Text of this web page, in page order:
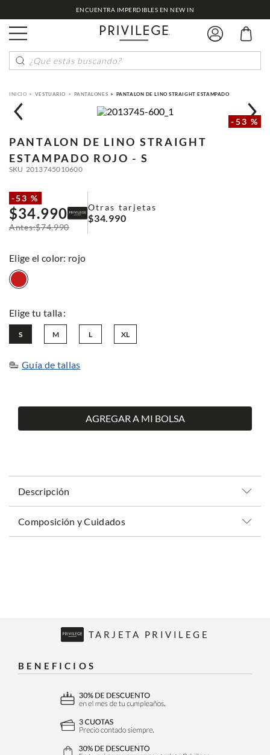
ENCUENTRA IMPERDIBLES EN NEW IN
¿Qué estás buscando?
VESTUARIO PANTALONES PANTALON DE LINO STRAIGHT ESTAMPADO
-53 %
PANTALON DE LINO STRAIGHT
ESTAMPADO ROJO - S
SKU 2013745010600
-53 %
$34.990
$74.990
Otras tarjetas
$34.990
: rojo
L
M
S XL
Guía de tallas
AGREGAR A MI BOLSA
Descripción
Composición y Cuidados
TARJETA PRIVILEGE
BENEFICIOS